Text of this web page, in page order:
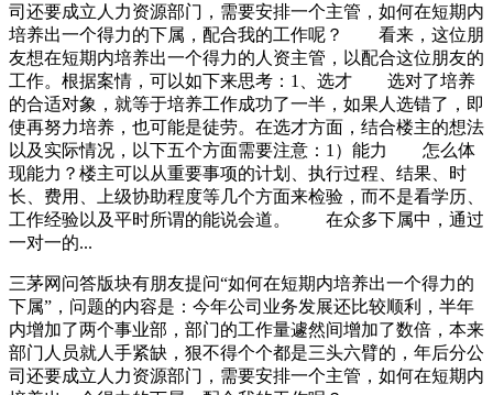
司还要成立人力资源部门，需要安排一个主管，如何在短期内
培养出一个得力的下属，配合我的工作呢？ 看来，这位朋
友想在短期内培养出一个得力的人资主管，以配合这位朋友的
工作。根据案情，可以如下来思考：1、选才 选对了培养
的合适对象，就等于培养工作成功了一半，如果人选错了，即
使再努力培养，也可能是徒劳。在选才方面，结合楼主的想法
以及实际情况，以下五个方面需要注意：1）能力 怎么体
现能力？楼主可以从重要事项的计划、执行过程、结果、时
长、费用、上级协助程度等几个方面来检验，而不是看学历、
工作经验以及平时所谓的能说会道。 在众多下属中，通过
一对一的...
三茅网问答版块有朋友提问“如何在短期内培养出一个得力的
下属”，问题的内容是：今年公司业务发展还比较顺利，半年
内增加了两个事业部，部门的工作量遽然间增加了数倍，本来
部门人员就人手紧缺，狠不得个个都是三头六臂的，年后分公
司还要成立人力资源部门，需要安排一个主管，如何在短期内